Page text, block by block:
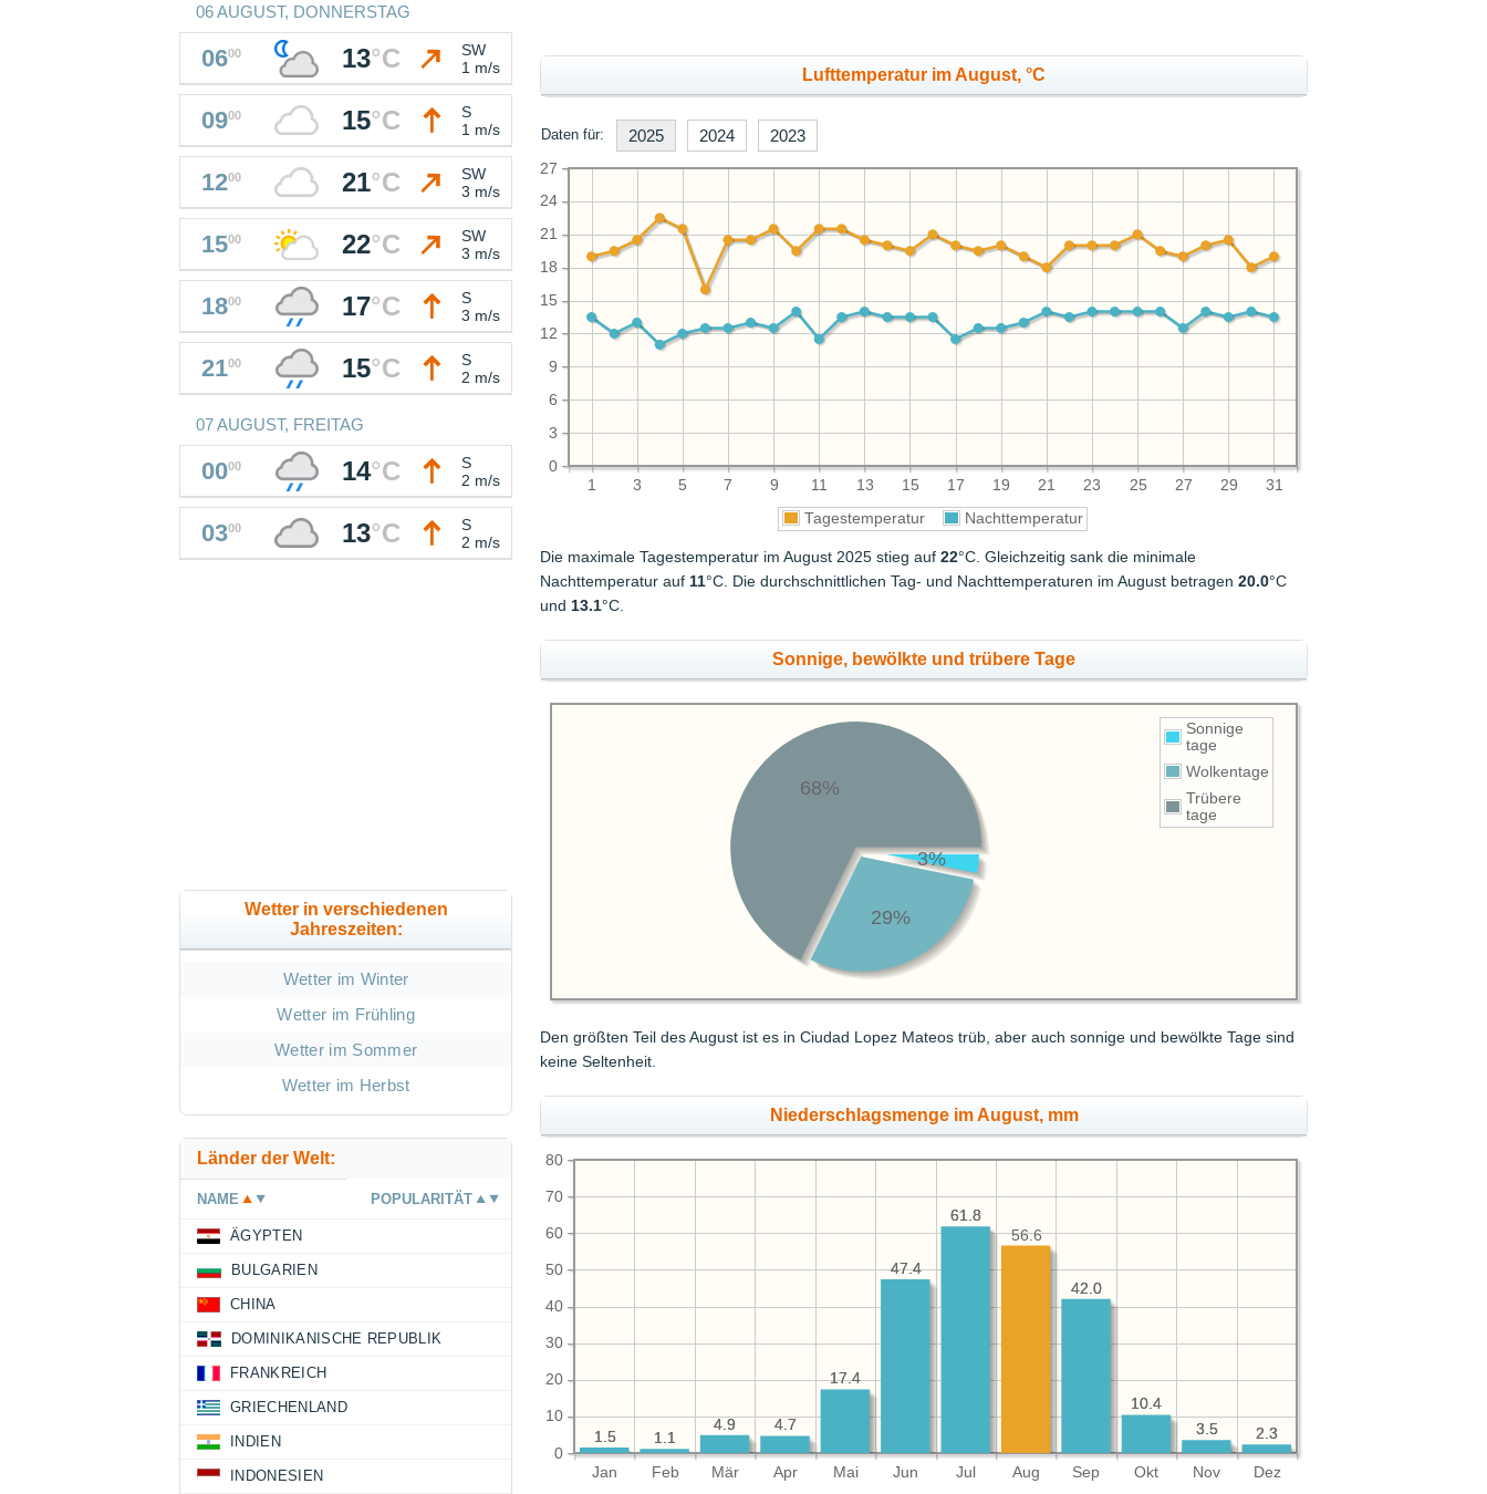
Lufttemperatur im August, °C
Daten für: 2025 2024 2023
1 3 5 7 9 11 13 15 17 19 21 23 25 27 29 31
0
3
6
9
12
15
18
21
24
27
Tagestemperatur Nachttemperatur
Die maximale Tagestemperatur im August 2025 stieg auf22°C. Gleichzeitig sank die minimale
Nachttemperatur auf 11°C. Die durchschnittlichen Tag- und Nachttemperaturen im August betragen20.0°C
und 13.1°C.
Sonnige, bewölkte und trübere Tage
Sonnige
tage
Wolkentage
Trübere
tage
3%
29%
68%
Den größten Teil des August ist es in Ciudad Lopez Mateos trüb, aber auch sonnige und bewölkte Tage sind
keine Seltenheit.
Niederschlagsmenge im August, mm
Jan Feb Mär Apr Mai Jun Jul Aug Sep Okt Nov Dez
0
10
20
30
40
50
60
70
80
2.3
3.5
10.4
42.0
61.8
47.4
17.4
4.7
4.9
1.1
1.5 2.3
3.5
10.4
42.0
56.6
61.8
47.4
17.4
4.7
4.9
1.1
1.5
06 AUGUST, DONNERSTAG
0600 13°C
SW
1 m/s
0900 15°C
S
1 m/s
1200 21°C
SW
3 m/s
1500 22°C
SW
3 m/s
1800 17°C
S
3 m/s
2100 15°C
S
2 m/s
07 AUGUST, FREITAG
0000 14°C
S
2 m/s
0300 13°C
S
2 m/s
Wetter in verschiedenen
Jahreszeiten:
Wetter im Winter
Wetter im Frühling
Wetter im Sommer
Wetter im Herbst
Länder der Welt:
NAME POPULARITÄT
ÄGYPTEN
BULGARIEN
CHINA
DOMINIKANISCHE REPUBLIK
FRANKREICH
GRIECHENLAND
INDIEN
INDONESIEN